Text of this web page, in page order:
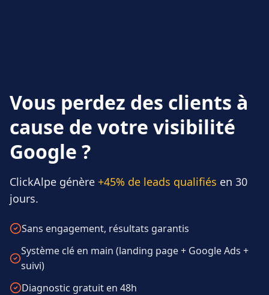
Vous perdez des clients à
cause de votre visibilité
Google ?
ClickAlpe génère +45% de leads qualifiés en 30
jours.
Sans engagement, résultats garantis
Système clé en main (landing page + Google Ads +
suivi)
Diagnostic gratuit en 48h